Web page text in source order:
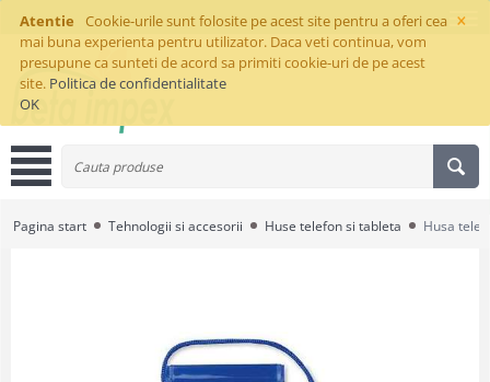
×
Atentie
Cookie-urile sunt folosite pe acest site pentru a oferi cea
mai buna experienta pentru utilizator. Daca veti continua, vom
presupune ca sunteti de acord sa primiti cookie-uri de pe acest
site. Politica de confidentialitate
OK
Pagina start Tehnologii si accesorii Huse telefon si tableta Husa